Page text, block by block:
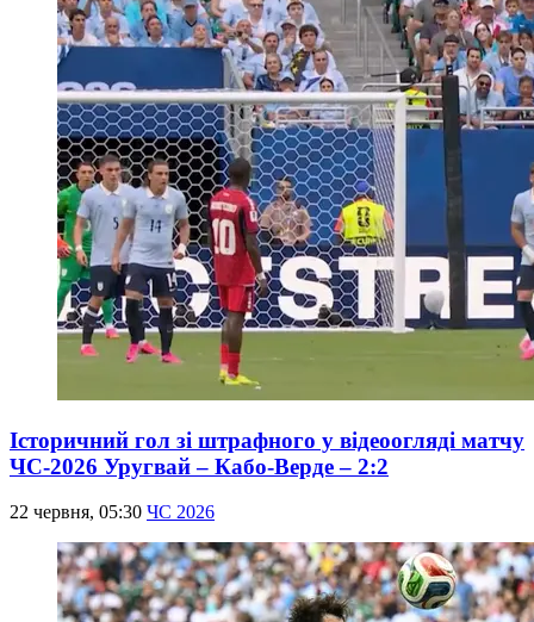
Історичний гол зі штрафного у відеоогляді матчу
ЧС-2026 Уругвай – Кабо-Верде – 2:2
22 червня, 05:30 ЧС 2026